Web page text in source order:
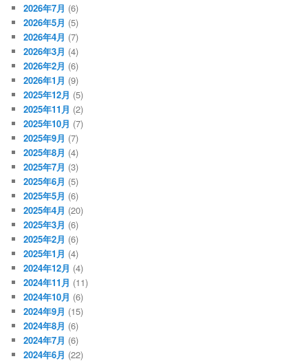
2026年7月 (6)
2026年5月 (5)
2026年4月 (7)
2026年3月 (4)
2026年2月 (6)
2026年1月 (9)
2025年12月 (5)
2025年11月 (2)
2025年10月 (7)
2025年9月 (7)
2025年8月 (4)
2025年7月 (3)
2025年6月 (5)
2025年5月 (6)
2025年4月 (20)
2025年3月 (6)
2025年2月 (6)
2025年1月 (4)
2024年12月 (4)
2024年11月 (11)
2024年10月 (6)
2024年9月 (15)
2024年8月 (6)
2024年7月 (6)
2024年6月 (22)